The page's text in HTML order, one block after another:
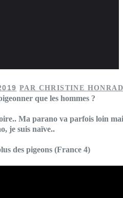
PAR CHRISTINE
que les hommes ?
Ma parano va parfois loin
je suis naïve..
des pigeons (France 4)